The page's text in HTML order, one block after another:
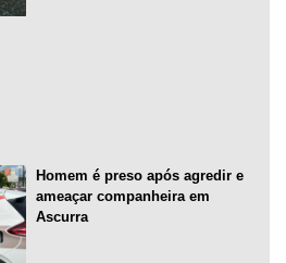
Homem é preso após agredir e
ameaçar companheira em
Ascurra